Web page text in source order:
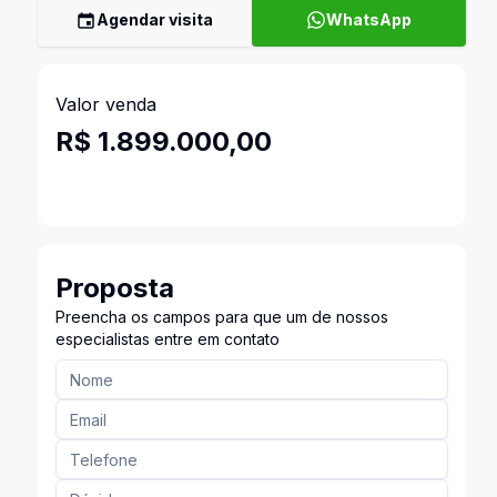
Agendar visita WhatsApp
Valor venda
R$ 1.899.000,00
Proposta
Preencha os campos para que um de nossos
especialistas entre em contato